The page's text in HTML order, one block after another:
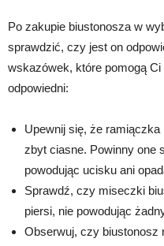
Po zakupie biustonosza w
sprawdzić, czy jest on
wskazówek, które pomogą
odpowiedni:
Upewnij się, że
zbyt ciasne. Powinny one
powodując ucisku ani
Sprawdź, czy miseczki
piersi, nie powodując
Obserwuj, czy biustonosz